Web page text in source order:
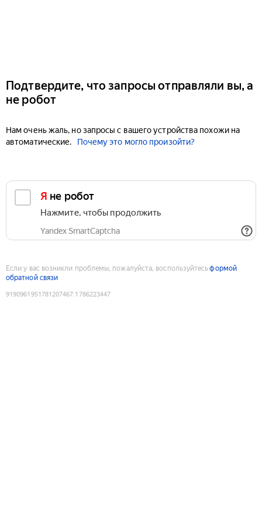
Подтвердите, что запросы отправляли вы, а
не робот
Нам очень жаль, но запросы с вашего устройства похожи на
автоматические.
Почему это могло произойти?
Я не робот
Нажмите, чтобы продолжить
Yandex SmartCaptcha
Если у вас возникли проблемы, пожалуйста, воспользуйтесьформой
обратной связи
9190961951781207467:1786223447